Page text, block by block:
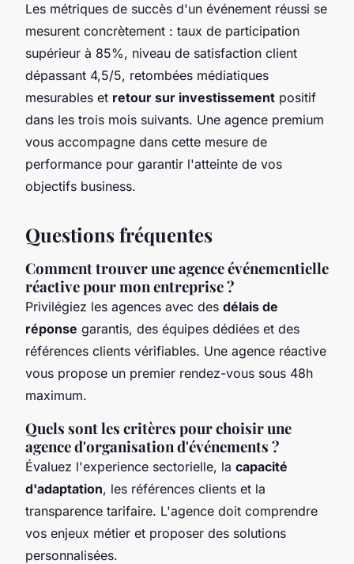
Les métriques de succès d'un événement réussi se
mesurent concrètement : taux de participation
supérieur à 85%, niveau de satisfaction client
dépassant 4,5/5, retombées médiatiques
mesurables et retour sur investissement positif
dans les trois mois suivants. Une agence premium
vous accompagne dans cette mesure de
performance pour garantir l'atteinte de vos
objectifs business.
Questions fréquentes
Comment trouver une agence événementielle
réactive pour mon entreprise ?
Privilégiez les agences avec des délais de
réponse garantis, des équipes dédiées et des
références clients vérifiables. Une agence réactive
vous propose un premier rendez-vous sous 48h
maximum.
Quels sont les critères pour choisir une
agence d'organisation d'événements ?
Évaluez l'experience sectorielle, la capacité
d'adaptation, les références clients et la
transparence tarifaire. L'agence doit comprendre
vos enjeux métier et proposer des solutions
personnalisées.